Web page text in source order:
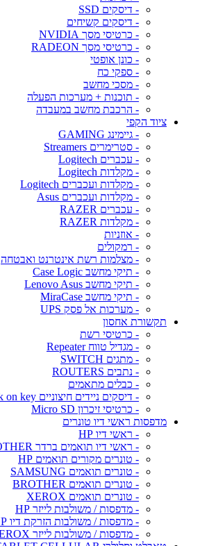
- דיסקים SSD
- דיסקים קשיחים
- כרטיסי מסך NVIDIA
- כרטיסי מסך RADEON
- כונן אופטי
- ספקי כח
- מסכי מחשב
- תוכנות + מערכות הפעלה
- הרכבת מחשב במעבדה
ציוד הקפי
- גיימינג GAMING
- סטרימרים Streamers
- עכברים Logitech
- מקלדות Logitech
- מקלדות ועכברים Logitech
- מקלדות ועכברים Asus
- עכברים RAZER
- מקלדות RAZER
- אוזניות
- רמקולים
- מצלמות רשת אינטרנט ואבטחה
- תיקי מחשב Case Logic
- תיקי מחשב Lenovo Asus
- תיקי מחשב MiraCase
- מערכות אל פסק UPS
תקשורת אחסון
- כרטיסי רשת
- מגדיל טווח Repeater
- מתגים SWITCH
- נתבים ROUTERS
- כבלים מתאמים
- דיסקים ניידים חיצוניים Disk on key
- כרטיסי זיכרון Micro SD
מדפסות ראשי דיו טונרים
- ראשי דיו HP
- ראשי דיו תואמים ברדר BROTHER
- טונרים מקורים תואמים HP
- טונרים תואמים SAMSUNG
- טונרים תואמים BROTHER
- טונרים תואמים XEROX
- מדפסות / משולבות לייזר HP
- מדפסות / משולבות הזרקת דיו HP
- מדפסות / משולבות לייזר XEROX